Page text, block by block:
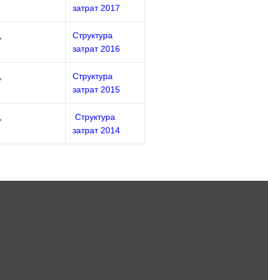
затрат 2017
Структура
затрат 2016
Структура
затрат 2015
Структура
затрат 2014